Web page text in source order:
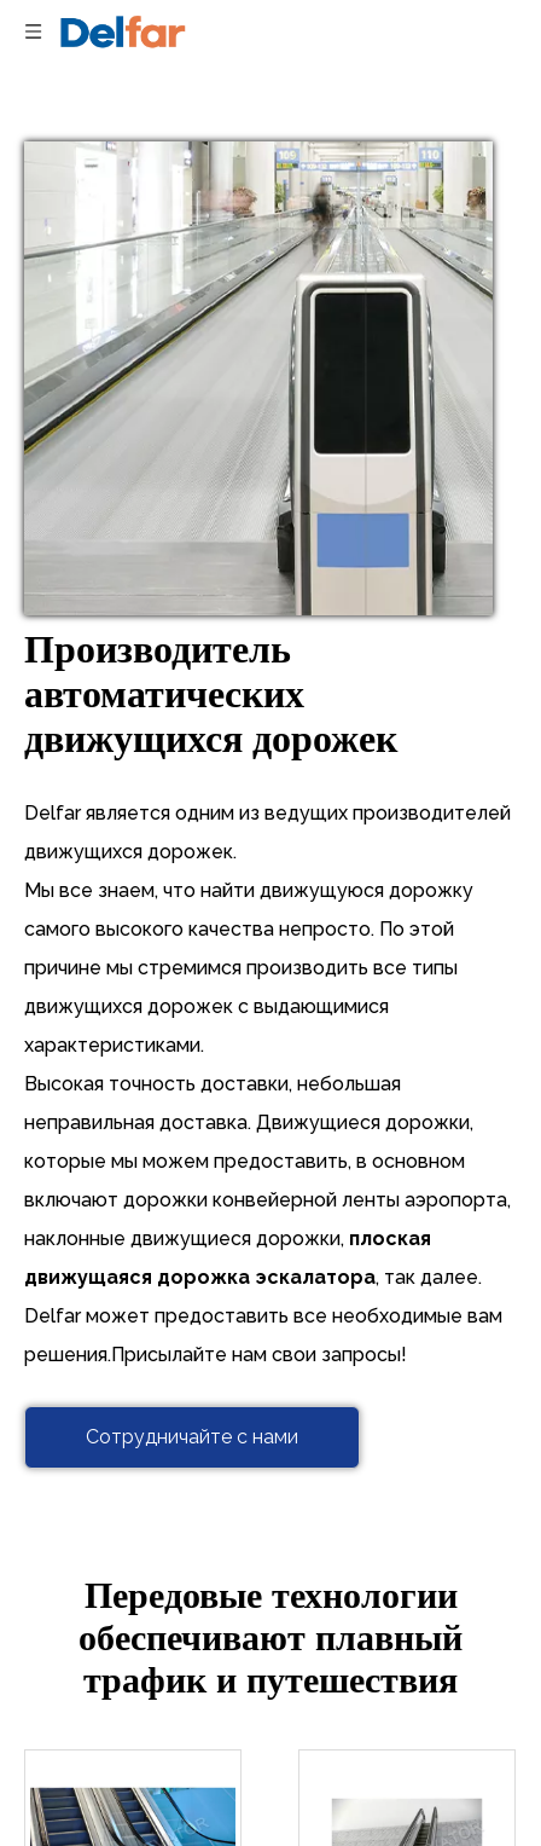
Производитель
автоматических
движущихся дорожек
Delfar является одним из ведущих производителей
движущихся дорожек.
Мы все знаем, что найти движущуюся дорожку
самого высокого качества непросто. По этой
причине мы стремимся производить все типы
движущихся дорожек с выдающимися
характеристиками.
Высокая точность доставки, небольшая
неправильная доставка. Движущиеся дорожки,
которые мы можем предоставить, в основном
включают дорожки конвейерной ленты аэропорта,
наклонные движущиеся дорожки, плоская
движущаяся дорожка эскалатора, так далее.
Delfar может предоставить все необходимые вам
решения.Присылайте нам свои запросы!
Сотрудничайте с нами
Передовые технологии
обеспечивают плавный
трафик и путешествия